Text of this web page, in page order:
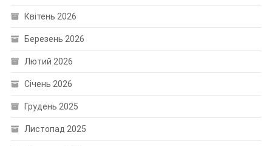
Квітень 2026
Березень 2026
Лютий 2026
Січень 2026
Грудень 2025
Листопад 2025